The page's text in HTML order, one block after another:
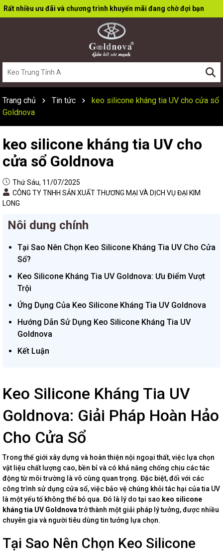
Rất nhiều ưu đãi và chương trình khuyến mãi đang chờ đợi bạn
Trang chủ Tin tức
keo silicone kháng tia UV cho cửa sổ
Goldnova
keo silicone kháng tia UV cho
cửa sổ Goldnova
Thứ Sáu, 11/07/2025
CÔNG TY TNHH SẢN XUẤT THƯƠNG MẠI VÀ DỊCH VỤ ĐẠI KIM
LONG
Nôi dung chính
Tại Sao Nên Chọn Keo Silicone Kháng Tia UV Cho Cửa
Sổ?
Keo Silicone Kháng Tia UV Goldnova: Ưu Điểm Vượt
Trội
Ứng Dụng Của Keo Silicone Kháng Tia UV Goldnova
Hướng Dẫn Sử Dụng Keo Silicone Kháng Tia UV
Goldnova
Kết Luận
Keo Silicone Kháng Tia UV
Goldnova: Giải Pháp Hoàn Hảo
Cho Cửa Sổ
Trong thế giới xây dựng và hoàn thiện nội ngoại thất, việc lựa chọn
vật liệu chất lượng cao, bền bỉ và có khả năng chống chịu các tác
động từ môi trường là vô cùng quan trọng. Đặc biệt, đối với các
công trình sử dụng cửa sổ, việc bảo vệ chúng khỏi tác hại của tia UV
là một yếu tố không thể bỏ qua. Đó là lý do tại sao keo silicone
kháng tia UV Goldnovatrở thành một giải pháp lý tưởng, được nhiều
chuyên gia và người tiêu dùng tin tưởng lựa chọn.
Tại Sao Nên Chọn Keo Silicone